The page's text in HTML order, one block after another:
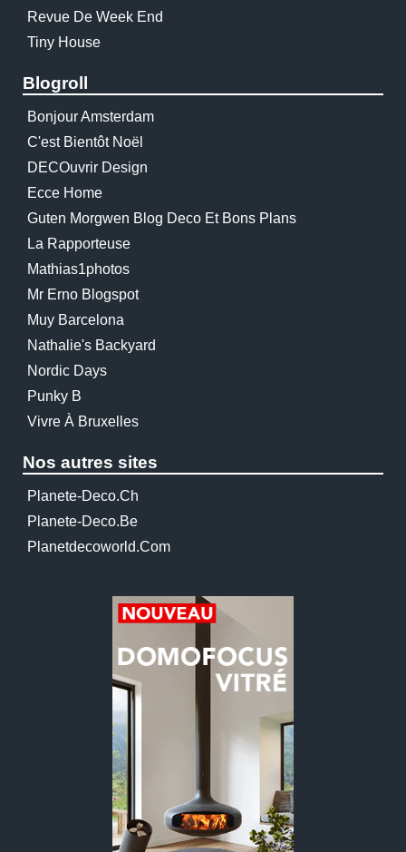
Revue De Week End
Tiny House
Blogroll
Bonjour Amsterdam
C'est Bientôt Noël
DECOuvrir Design
Ecce Home
Guten Morgwen Blog Deco Et Bons Plans
La Rapporteuse
Mathias1photos
Mr Erno Blogspot
Muy Barcelona
Nathalie's Backyard
Nordic Days
Punky B
Vivre À Bruxelles
Nos autres sites
Planete-Deco.ch
Planete-Deco.be
Planetdecoworld.com